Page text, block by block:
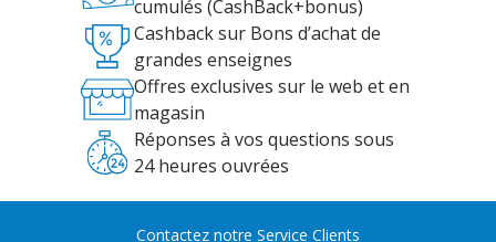
cumulés (CashBack+bonus)
Cashback sur Bons d’achat de
grandes enseignes
Offres exclusives sur le web et en
magasin
Réponses à vos questions sous
24 heures ouvrées
Contactez notre Service Clients